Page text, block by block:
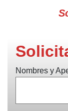
Nombres y